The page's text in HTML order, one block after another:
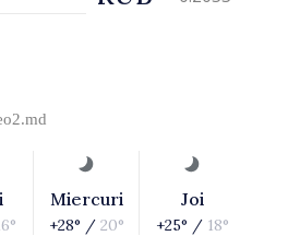
Miercuri
+28° / 20°
Joi
+25° / 18°